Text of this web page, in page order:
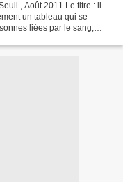
, Août 2011 Le titre : il
un tableau qui se
liées par le sang,